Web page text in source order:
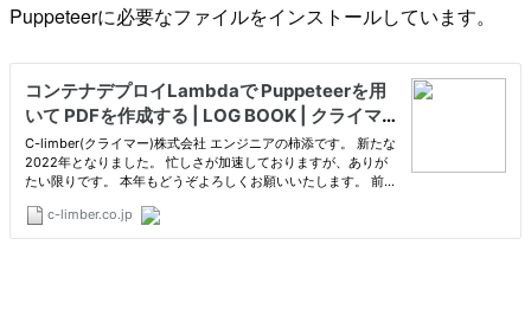
Puppeteerに必要なファイルをインストールしています。